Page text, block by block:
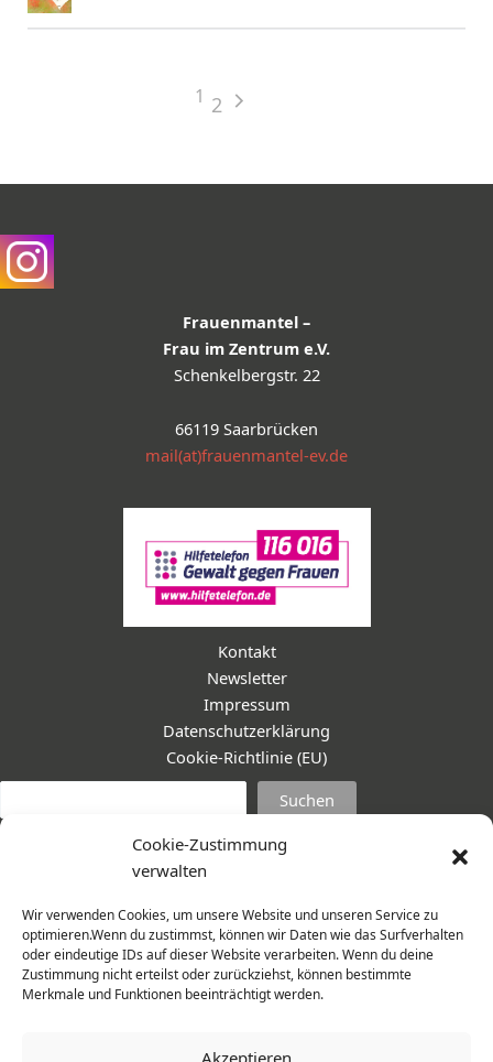
Cookie-Zustimmung
verwalten
Wir verwenden Cookies, um unsere Website und unseren Service zu
optimieren.Wenn du zustimmst, können wir Daten wie das Surfverhalten
oder eindeutige IDs auf dieser Website verarbeiten. Wenn du deine
Zustimmung nicht erteilst oder zurückziehst, können bestimmte
Merkmale und Funktionen beeinträchtigt werden.
Akzeptieren
1 2
Frauenmantel –
Frau im Zentrum e.V.
Schenkelbergstr. 22
66119 Saarbrücken
mail(at)frauenmantel-ev.de
Kontakt
Newsletter
Impressum
Datenschutzerklärung
Cookie-Richtlinie (EU)
Suchen